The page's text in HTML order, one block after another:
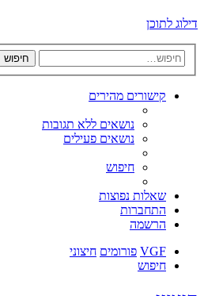
דילוג לתוכן
חיפוש
קישורים מהירים
נושאים ללא תגובות
נושאים פעילים
חיפוש
שאלות נפוצות
התחברות
הרשמה
VGF פורומים חיצוני
חיפוש